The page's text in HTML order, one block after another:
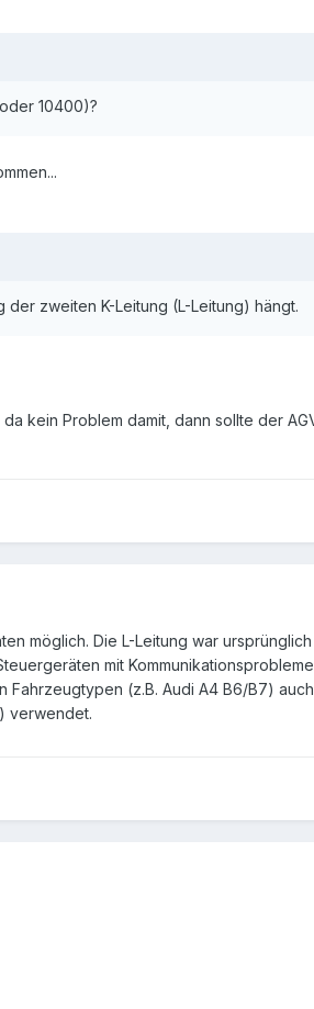
10400)?
zweiten K-Leitung (L-Leitung) hängt.
kein Problem damit, dann sollte der
möglich. Die L-Leitung war
mit
(z.B. Audi A4 B6/B7)
verwendet.